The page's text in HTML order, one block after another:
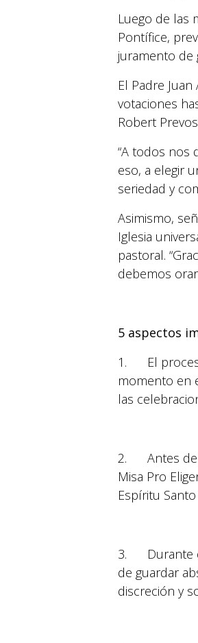
Luego de las
Pontífice,
juramento de
El Padre
votaciones
Robert
“A todos nos
eso, a elegir
seriedad y
Asimismo,
Iglesia
pastoral.
debemos
5 aspectos
1. El
momento en
las
2. Antes de
Misa Pro
Espíritu
3. Durante
de guardar
discreción y